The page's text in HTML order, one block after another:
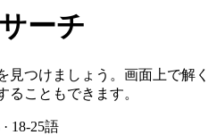
ーチ
見つけましょう。画面上で解く
ることもできます。
18-25語